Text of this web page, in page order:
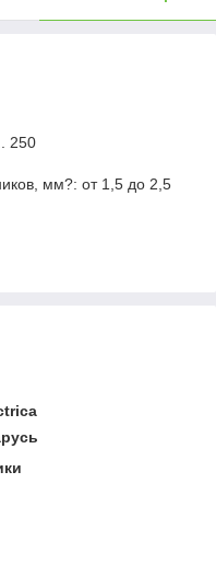
250
мм?: от 1,5 до 2,5